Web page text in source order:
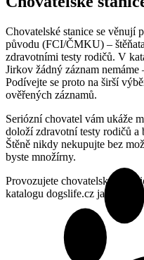
Chovatelské stanice se věnují
původu (FCI/ČMKU) –
zdravotními testy rodičů. V
Jirkov žádný záznam
Podívejte se proto na širší
ověřených záznamů.
Seriózní chovatel vám ukáže
doloží zdravotní testy rodičů a
Štěně nikdy nekupujte bez
byste množírny.
Provozujete chovatelskou
katalogu dogslife.cz jako první